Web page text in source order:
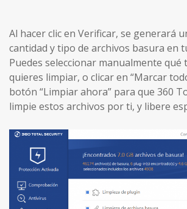
Al hacer clic en Verificar, se generará
cantidad y tipo de archivos basura en
Puedes seleccionar manualmente qué
quieres limpiar, o clicar en “Marcar
botón “Limpiar ahora” para que 360
limpie estos archivos por ti, y libere